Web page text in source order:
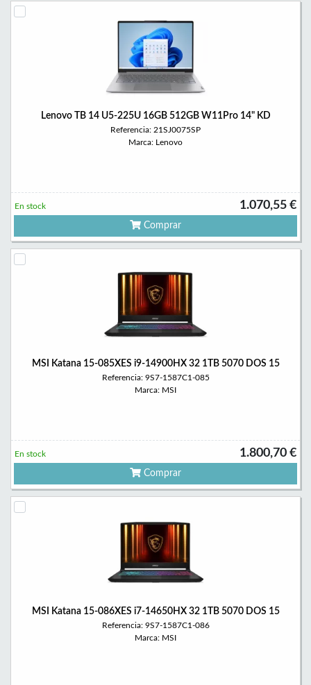
Lenovo TB 14 U5-225U 16GB 512GB W11Pro 14" KD
Referencia: 21SJ0075SP
Marca: Lenovo
1.070,55 €
En stock
Comprar
MSI Katana 15-085XES i9-14900HX 32 1TB 5070 DOS 15
Referencia: 9S7-1587C1-085
Marca: MSI
1.800,70 €
En stock
Comprar
MSI Katana 15-086XES i7-14650HX 32 1TB 5070 DOS 15
Referencia: 9S7-1587C1-086
Marca: MSI